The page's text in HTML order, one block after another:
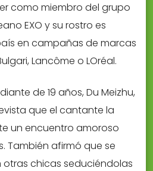
como miembro del grupo
EXO y su rostro es
en campañas de marcas
Lancôme o LOréal.
de 19 años, Du Meizhu,
que el cantante la
un encuentro amoroso
También afirmó que se
chicas seduciéndolas